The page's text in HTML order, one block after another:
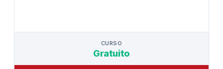
CURSO
Gratuito